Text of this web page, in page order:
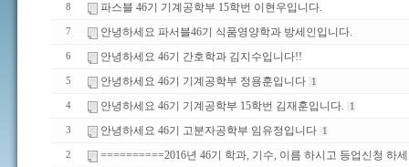
8 파스블 46기 기계공학부 15학번 이현우입니다.
7 안녕하세요 파서블46기 식품영양학과 방세인입니다.
6 안녕하세요 46기 간호학과 김지수입니다!!
5 안녕하세요 46기 기계공학부 정용훈입니다 1
4 안녕하세요 46기 기계공학부 15학번 김재훈입니다. 1
3 안녕하세요 46기 고분자공학부 임유정입니다 1
2 ==========2016년 46기 학과, 기수, 이름 하시고 등업신청 하